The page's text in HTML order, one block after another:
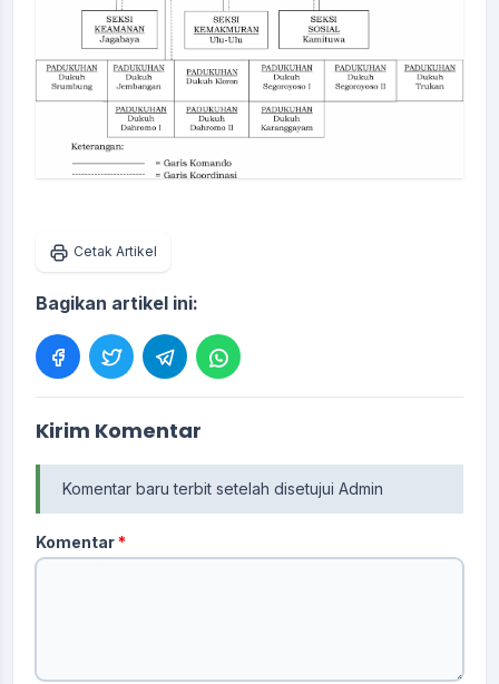
Cetak Artikel
Bagikan artikel ini:
Kirim Komentar
Komentar baru terbit setelah disetujui Admin
Komentar*